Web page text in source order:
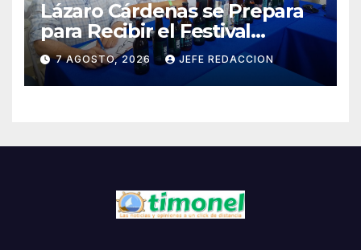
Lázaro Cárdenas se Prepara
para Recibir el Festival
Internacional de la Cerveza
Costa de Michoacán 2026
7 AGOSTO, 2026 JEFE REDACCION